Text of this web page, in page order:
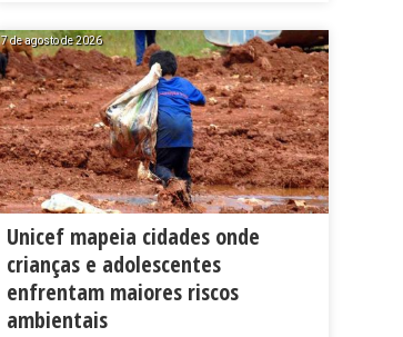
7 de agosto de 2026
Unicef mapeia cidades onde
crianças e adolescentes
enfrentam maiores riscos
ambientais